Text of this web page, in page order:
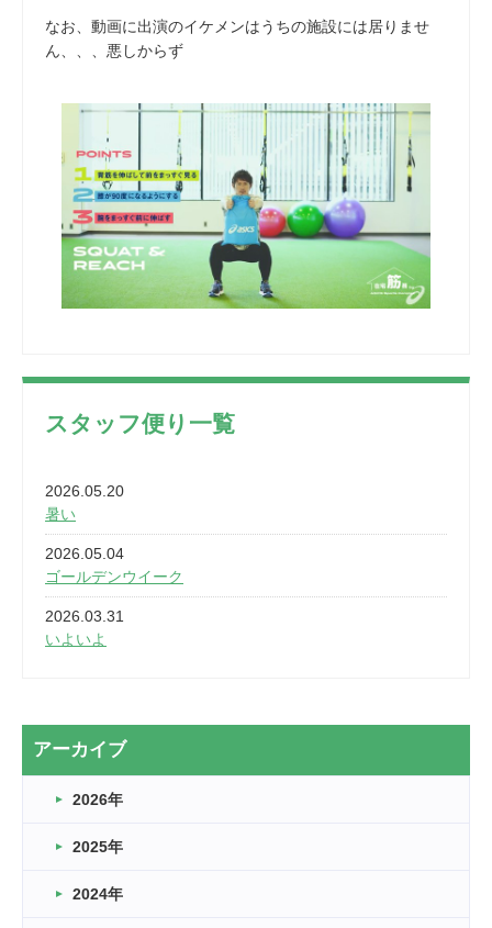
なお、動画に出演のイケメンはうちの施設には居りませ
ん、、、悪しからず
スタッフ便り一覧
2026.05.20
暑い
2026.05.04
ゴールデンウイーク
2026.03.31
いよいよ
2026.03.20
なぎなた
2026.03.16
車いすバスケとRくんのお話
アーカイブ
2026年
2025年
2024年